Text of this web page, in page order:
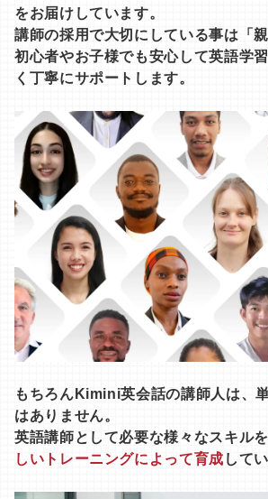
をお届けしています。
講師の採用で大切にしている事は「
初心者やお子様でも安心して英語学
く丁寧にサポートします。
もちろんKimini英会話の講師人は、
はありません。
英語講師として必要な様々なスキルを
しいトレーニングによって育成 して